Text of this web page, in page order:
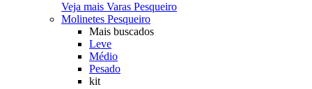
Veja mais Varas Pesqueiro
Molinetes Pesqueiro
Mais buscados
Leve
Médio
Pesado
kit